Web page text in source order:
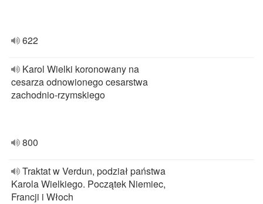
622
Karol Wielki koronowany na
cesarza odnowionego cesarstwa
zachodnio-rzymskiego
800
Traktat w Verdun, podział państwa
Karola Wielkiego. Początek Niemiec,
Francji i Włoch